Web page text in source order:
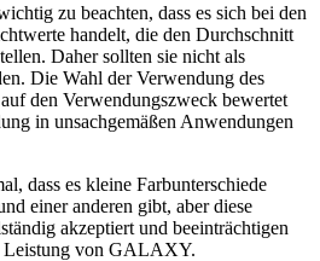
zu beachten, dass es sich bei den
handelt, die den Durchschnitt
Daher sollten sie nicht als
Die Wahl der Verwendung des
den Verwendungszweck bewertet
in unsachgemäßen Anwendungen
dass es kleine Farbunterschiede
einer anderen gibt, aber diese
akzeptiert und beeinträchtigen
Leistung von GALAXY.